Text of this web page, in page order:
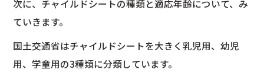
次に、チャイルドシートの種類と適応年齢について、み
ていきます。
国土交通省はチャイルドシートを大きく乳児用、幼児
用、学童用の3種類に分類しています。